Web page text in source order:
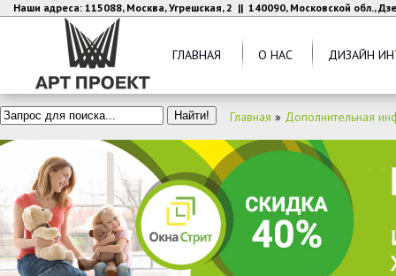
Наши адреса: 115088, Москва, Угрешская, 2 || 140090, Московской обл.,
ГЛАВНАЯ О НАС ДИЗАЙН
Главная » Дополнительная